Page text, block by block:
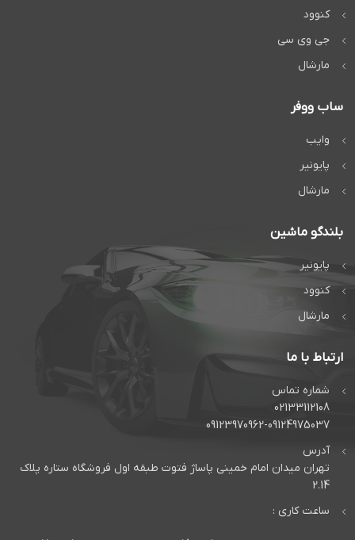
کنوود
جی وی سی
مارشال
ساب ووفر
وایب
پایونیر
مارشال
بلندگو ماشین
پایونیر
کنوود
مارشال
ارتباط با ما
شماره تماس
02133112108
09123970962-09124975037
آدرس
تهران میدان امام خمینی پاساژ فتوت طبقه اول فروشگاه ستاره پلاک
2.14
ساعت کاری :